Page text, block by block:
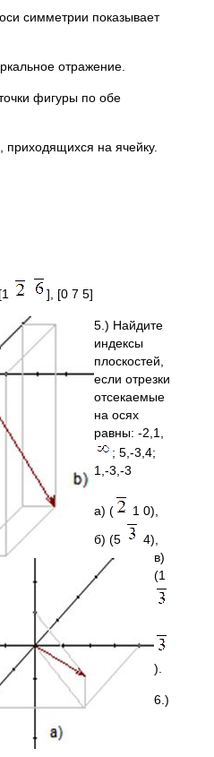
симметрии показывает
отражение.
фигуры по обе
на ячейку.
], [0 7 5]
5.) Найдите
индексы
плоскостей,
если отрезки
отсекаемые
на осях
равны: -2,1,
; 5,-3,4;
1,-3,-3
а) (
1 0),
б) (5
4),
в)
(1
).
6.)